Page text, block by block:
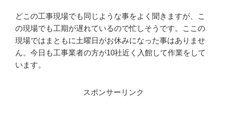
どこの工事現場でも同じような事をよく聞きますが、こ
の現場でも工期が遅れているので忙しそうです。ここの
現場ではまともに土曜日がお休みになった事はありませ
ん。今日も工事業者の方が10社近く入館して作業をして
います。
スポンサーリンク